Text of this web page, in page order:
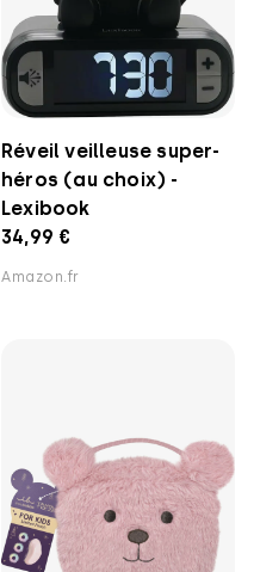
Réveil veilleuse super-
héros (au choix) -
Lexibook
34,99 €
Amazon.fr